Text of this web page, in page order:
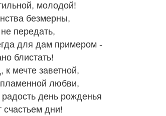
молодой!
безмерны,
передать,
для дам примером -
блистать!
к мечте заветной,
любви,
радость день рожденья
счастьем дни!